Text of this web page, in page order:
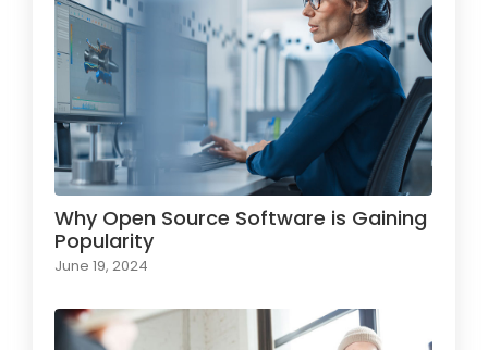
Why Open Source Software is Gaining
Popularity
June 19, 2024